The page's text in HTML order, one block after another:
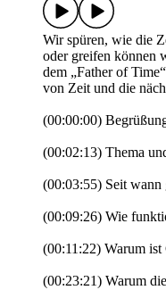
Wir spüren, wie die
oder greifen können
dem „Father of
von Zeit und die
(00:00:00)
(00:02:13) Thema
(00:03:55) Seit wann
(00:09:26) Wie
(00:11:22) Warum ist
(00:23:21) Warum